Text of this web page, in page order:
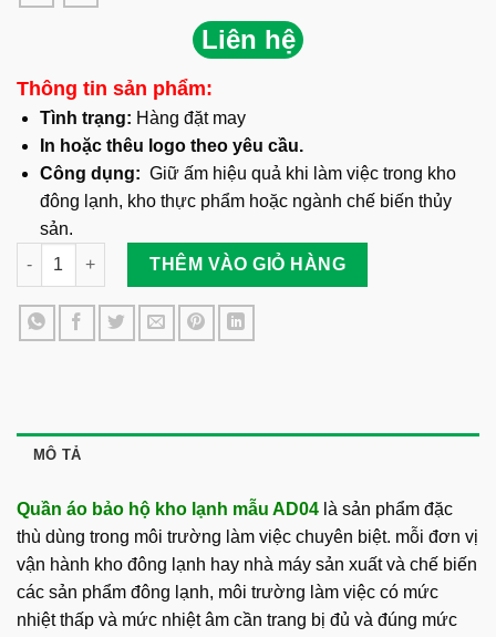
Liên hệ
Thông tin sản phẩm:
Tình trạng: Hàng đặt may
In hoặc thêu logo theo yêu cầu.
Công dụng: Giữ ấm hiệu quả khi làm việc trong kho
đông lạnh, kho thực phẩm hoặc ngành chế biến thủy
sản.
Quần Áo Bảo Hộ Kho Lạnh Mẫu AD04 số lượng
THÊM VÀO GIỎ HÀNG
MÔ TẢ
Quần áo bảo hộ kho lạnh mẫu AD04 là sản phẩm đặc
thù dùng trong môi trường làm việc chuyên biệt. mỗi đơn vị
vận hành kho đông lạnh hay nhà máy sản xuất và chế biến
các sản phẩm đông lạnh, môi trường làm việc có mức
nhiệt thấp và mức nhiệt âm cần trang bị đủ và đúng mức